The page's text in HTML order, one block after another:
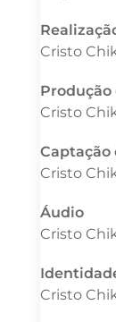
Cristo
Produção
Cristo
Captação
Cristo
Áudio
Cristo
Cristo